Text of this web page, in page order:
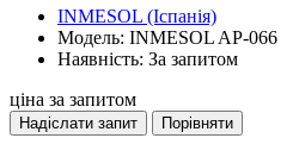
INMESOL (Іспанія)
Модель: INMESOL AP-066
Наявність: За запитом
ціна за запитом
Надіслати запит Порівняти